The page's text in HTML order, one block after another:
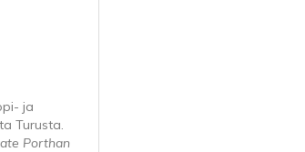
ja
Turusta.
Porthan